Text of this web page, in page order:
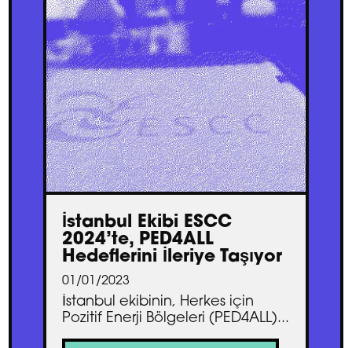
İstanbul Ekibi ESCC
2024’te, PED4ALL
Hedeflerini İleriye Taşıyor
01/01/2023
İstanbul ekibinin, Herkes için
Pozitif Enerji Bölgeleri (PED4ALL)...